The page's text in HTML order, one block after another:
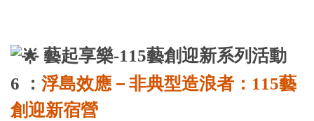
藝起享樂-115藝創迎新系列活動
6 ： 浮島效應－非典型造浪者：115藝
創迎新宿營